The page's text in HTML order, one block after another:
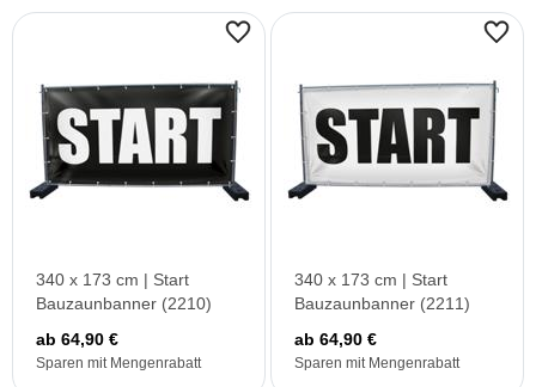
340 x 173 cm | Start
Bauzaunbanner (2210)
ab 64,90 €
Sparen mit Mengenrabatt
340 x 173 cm | Start
Bauzaunbanner (2211)
ab 64,90 €
Sparen mit Mengenrabatt